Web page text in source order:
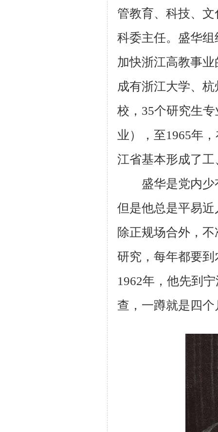
管教育、科技、
科委主任。盛华
加快浙江高教事
成有浙江大学、
校，35个研究生
业），至1965年
江省基本形成了
盛华是党内少
但是他总是平易
除正规场合外，
研究，每年都要
1962年，他先到
查，一蹲就是四个